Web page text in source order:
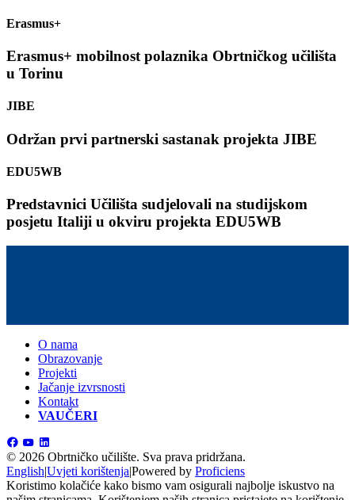
Erasmus+
Erasmus+ mobilnost polaznika Obrtničkog učilišta
u Torinu
JIBE
Održan prvi partnerski sastanak projekta JIBE
EDU5WB
Predstavnici Učilišta sudjelovali na studijskom
posjetu Italiji u okviru projekta EDU5WB
O nama
Obrazovanje
Projekti
Jačanje izvrsnosti
Kontakt
VAUČERI
© 2026 Obrtničko učilište. Sva prava pridržana.
English|Uvjeti korištenja|Powered by Proficiens
Koristimo kolačiće kako bismo vam osigurali najbolje iskustvo na